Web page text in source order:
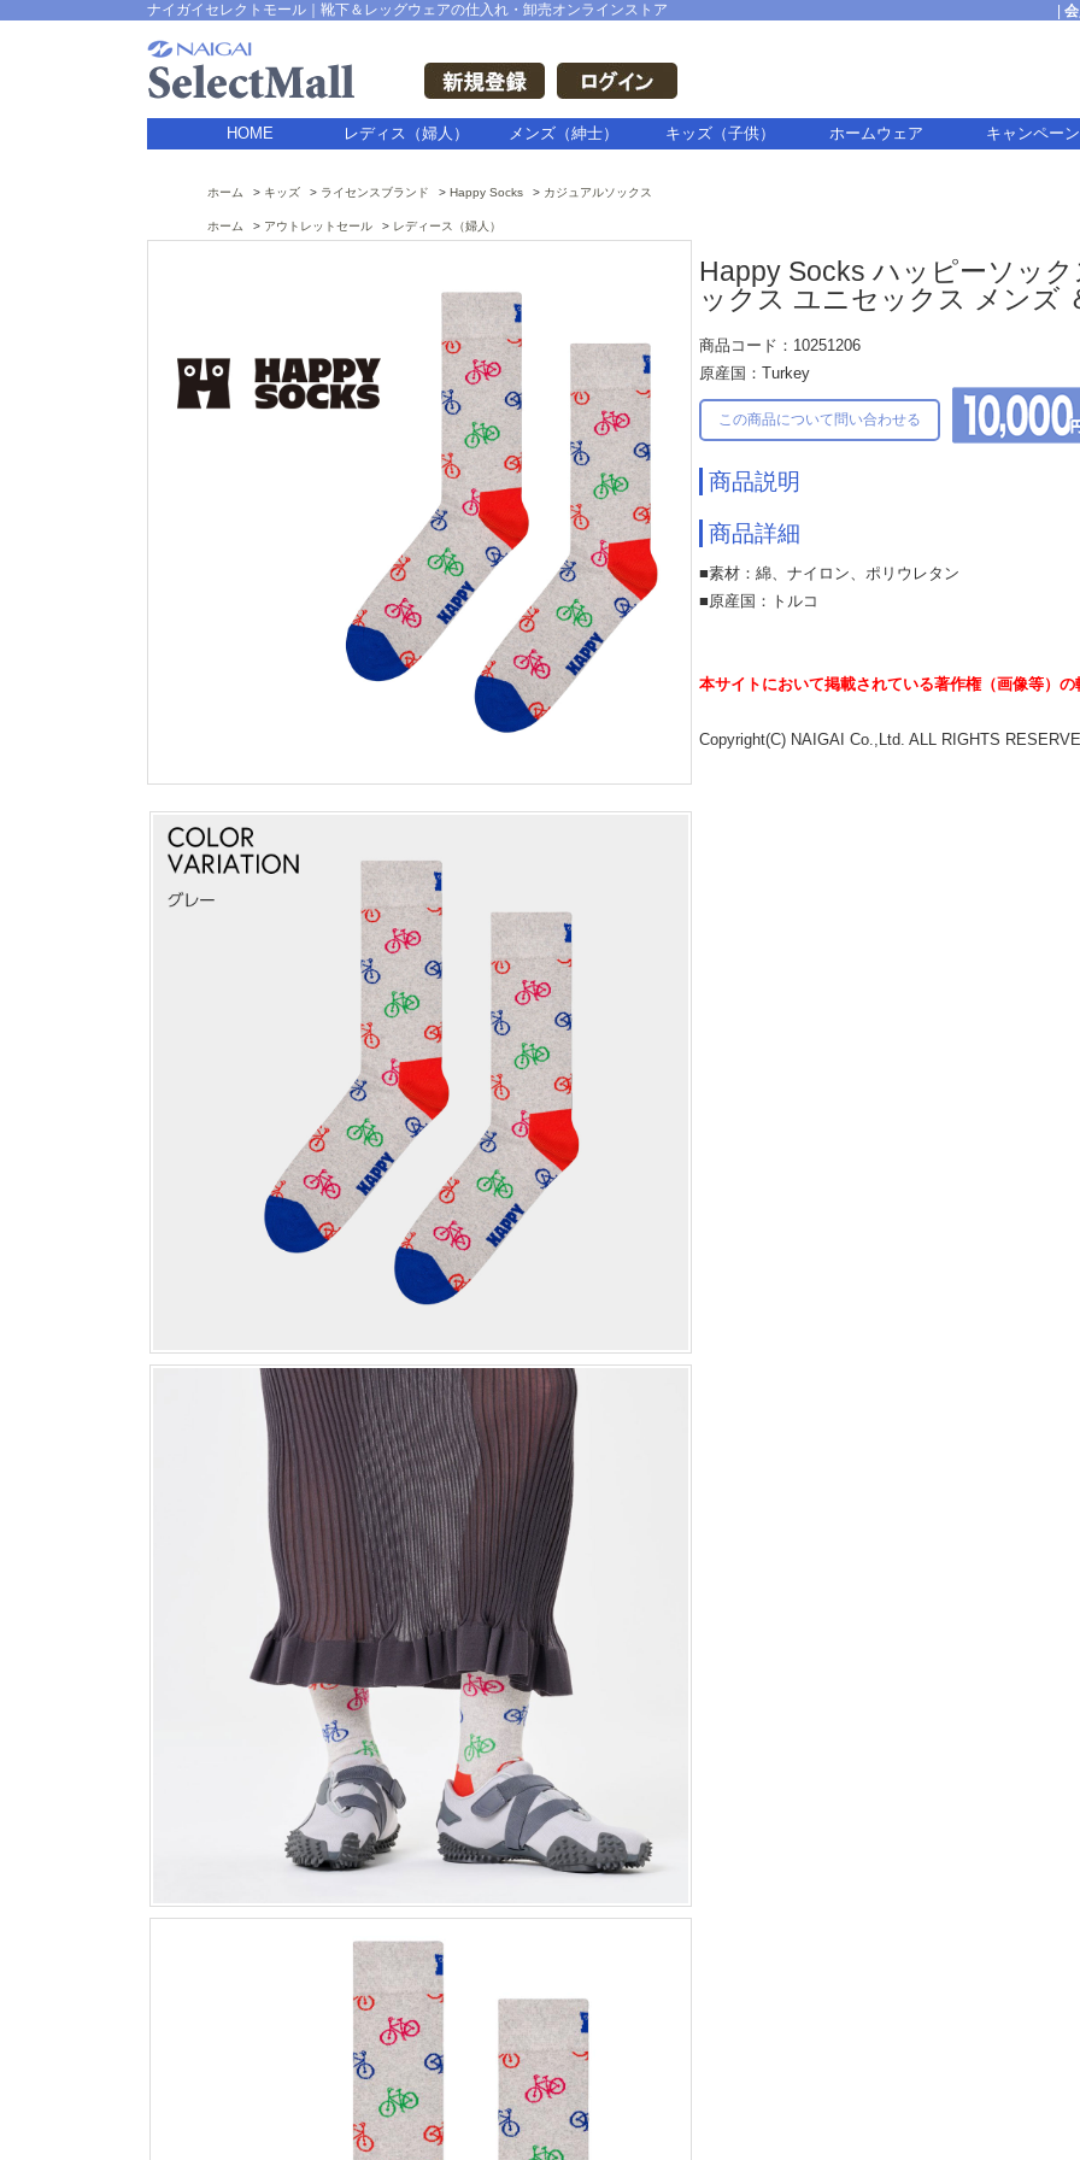
ナイガイセレクトモール｜靴下＆レッグウェアの仕入れ・卸売オンラインストア
HOME レディス（婦人） メンズ（紳士） キッズ（子供） ホームウェア キャンペーン
ホーム キッズ ライセンスブランド Happy Socks カジュアルソックス
ホーム アウトレットセール レディース（婦人）
Happy Socks ハッピーソッ
ックス ユニセックス メンズ
商品コード：10251206
原産国：Turkey
この商品について問い合わせる
商品説明
商品詳細
■素材：綿、ナイロン、ポリウレタン
■原産国：トルコ
本サイトにおいて掲載されている著作権（画像等）の
Copyright(C) NAIGAI Co.,Ltd. ALL RIGHTS